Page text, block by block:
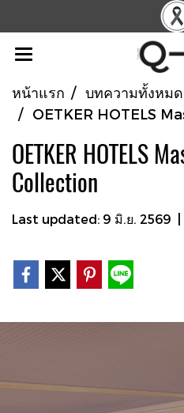
หน้าแรก บทความทั้งหมด
OETKER HOTELS
OETKER HOTELS
Collection
Last updated: 9 มิ.ย. 2569